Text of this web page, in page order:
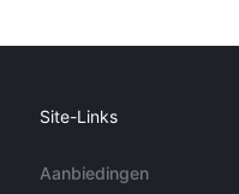
Site-Links
Aanbiedingen